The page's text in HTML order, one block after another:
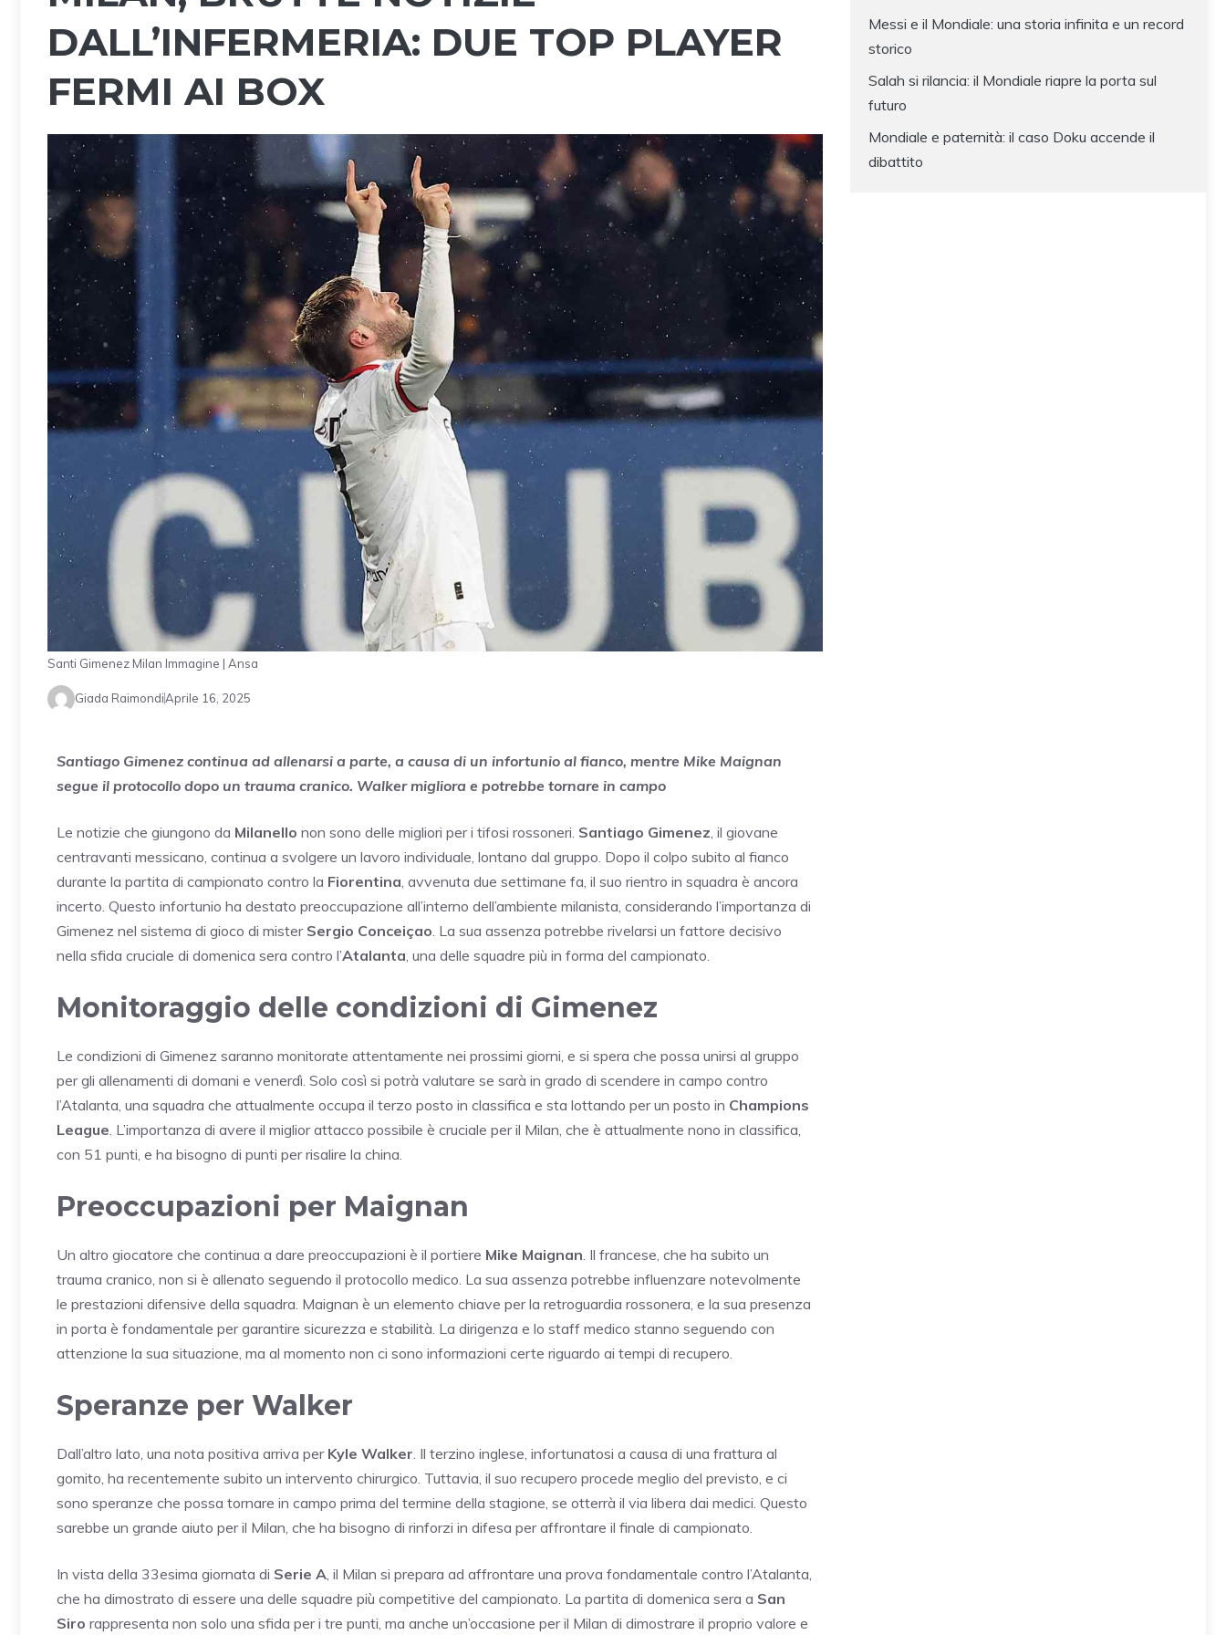
DALL’INFERMERIA: DUE TOP PLAYER
FERMI AI BOX
Santi Gimenez Milan Immagine | Ansa
Giada RaimondiAprile 16, 2025
Santiago Gimenez continua ad allenarsi a parte, a causa di un infortunio al fianco, mentre Mike Maignan
segue il protocollo dopo un trauma cranico. Walker migliora e potrebbe tornare in campo
Le notizie che giungono da Milanello non sono delle migliori per i tifosi rossoneri. Santiago Gimenez , il giovane
centravanti messicano, continua a svolgere un lavoro individuale, lontano dal gruppo. Dopo il colpo subito al fianco
durante la partita di campionato contro la Fiorentina , avvenuta due settimane fa, il suo rientro in squadra è ancora
incerto. Questo infortunio ha destato preoccupazione all’interno dell’ambiente milanista, considerando l’importanza di
Gimenez nel sistema di gioco di mister Sergio Conceiçao . La sua assenza potrebbe rivelarsi un fattore decisivo
nella sfida cruciale di domenica sera contro l’Atalanta , una delle squadre più in forma del campionato.
Monitoraggio delle condizioni di Gimenez
Le condizioni di Gimenez saranno monitorate attentamente nei prossimi giorni, e si spera che possa unirsi al gruppo
per gli allenamenti di domani e venerdì. Solo così si potrà valutare se sarà in grado di scendere in campo contro
l’Atalanta, una squadra che attualmente occupa il terzo posto in classifica e sta lottando per un posto in Champions
League . L’importanza di avere il miglior attacco possibile è cruciale per il Milan, che è attualmente nono in classifica,
con 51 punti, e ha bisogno di punti per risalire la china.
Preoccupazioni per Maignan
Un altro giocatore che continua a dare preoccupazioni è il portiere Mike Maignan . Il francese, che ha subito un
trauma cranico, non si è allenato seguendo il protocollo medico. La sua assenza potrebbe influenzare notevolmente
le prestazioni difensive della squadra. Maignan è un elemento chiave per la retroguardia rossonera, e la sua presenza
in porta è fondamentale per garantire sicurezza e stabilità. La dirigenza e lo staff medico stanno seguendo con
attenzione la sua situazione, ma al momento non ci sono informazioni certe riguardo ai tempi di recupero.
Speranze per Walker
Dall’altro lato, una nota positiva arriva per Kyle Walker . Il terzino inglese, infortunatosi a causa di una frattura al
gomito, ha recentemente subito un intervento chirurgico. Tuttavia, il suo recupero procede meglio del previsto, e ci
sono speranze che possa tornare in campo prima del termine della stagione, se otterrà il via libera dai medici. Questo
sarebbe un grande aiuto per il Milan, che ha bisogno di rinforzi in difesa per affrontare il finale di campionato.
In vista della 33esima giornata di Serie A , il Milan si prepara ad affrontare una prova fondamentale contro l’Atalanta,
che ha dimostrato di essere una delle squadre più competitive del campionato. La partita di domenica sera a San
Siro rappresenta non solo una sfida per i tre punti, ma anche un’occasione per il Milan di dimostrare il proprio valore e
Messi e il Mondiale: una storia infinita e un record
storico
Salah si rilancia: il Mondiale riapre la porta sul
futuro
Mondiale e paternità: il caso Doku accende il
dibattito